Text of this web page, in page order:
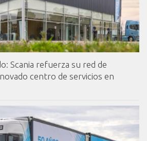
Scania refuerza su red de
centro de servicios en